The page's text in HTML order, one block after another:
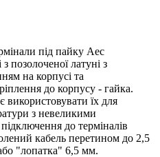
під пайку Aec
позолоченої латуні з
на корпусі та
до корпусу - гайка.
використовувати їх для
з невеликими
до терміналів
кабель перетином до 2,5
"лопатка" 6,5 мм.